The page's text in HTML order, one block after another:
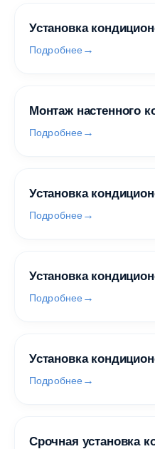
Установка
Подробнее
Монтаж настенного
Подробнее
Установка
Подробнее
Установка
Подробнее
Установка
Подробнее
Срочная установка